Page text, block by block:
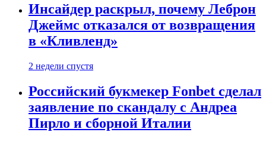
Инсайдер раскрыл, почему Леброн
Джеймс отказался от возвращения
в «Кливленд»
2 недели спустя
Российский букмекер Fonbet сделал
заявление по скандалу с Андреа
Пирло и сборной Италии